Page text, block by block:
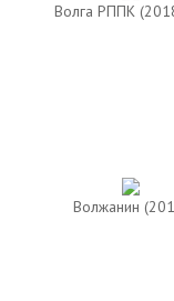
Волга РППК
Волжанин